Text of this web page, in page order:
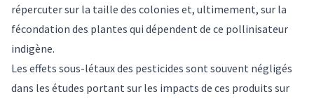
répercuter sur la taille des colonies et, ultimement, sur la
fécondation des plantes qui dépendent de ce pollinisateur
indigène.
Les effets sous-létaux des pesticides sont souvent négligés
dans les études portant sur les impacts de ces produits sur